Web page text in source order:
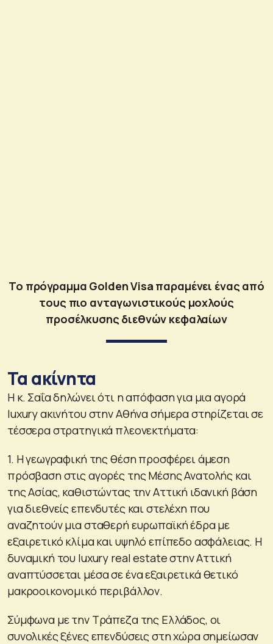
Το πρόγραμμα Golden Visa παραμένει ένας από
τους πιο ανταγωνιστικούς μοχλούς
προσέλκυσης διεθνών κεφαλαίων
Τα ακίνητα
H κ. Σαΐα δηλώνει ότι η απόφαση για μια αγορά
luxury ακινήτου στην Αθήνα σήμερα στηρίζεται σε
τέσσερα στρατηγικά πλεονεκτήματα:
1. Η γεωγραφική της θέση προσφέρει άμεση
πρόσβαση στις αγορές της Μέσης Ανατολής και
της Ασίας, καθιστώντας την Αττική ιδανική βάση
για διεθνείς επενδυτές και στελέχη που
αναζητούν μια σταθερή ευρωπαϊκή έδρα με
εξαιρετικό κλίμα και υψηλό επίπεδο ασφάλειας. Η
δυναμική του luxury real estate στην Αττική
αναπτύσσεται μέσα σε ένα εξαιρετικά θετικό
μακροοικονομικό περιβάλλον.
Σύμφωνα με την Τράπεζα της Ελλάδος, οι
συνολικές ξένες επενδύσεις στη χώρα σημείωσαν